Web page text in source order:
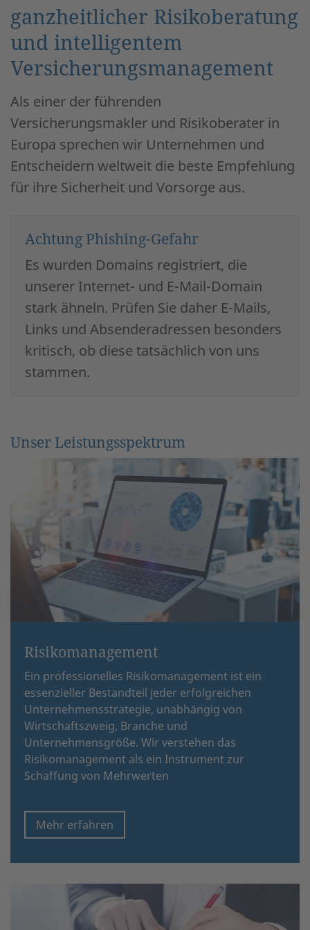
ganzheitlicher Risikoberatung
und intelligentem
Versicherungsmanagement
Als einer der führenden
Versicherungsmakler und Risikoberater in
Europa sprechen wir Unternehmen und
Entscheidern weltweit die beste Empfehlung
für ihre Sicherheit und Vorsorge aus.
Achtung Phishing-Gefahr
Es wurden Domains registriert, die
unserer Internet- und E-Mail-Domain
stark ähneln. Prüfen Sie daher E-Mails,
Links und Absenderadressen besonders
kritisch, ob diese tatsächlich von uns
stammen.
Unser Leistungsspektrum
Risikomanagement
Ein professionelles Risikomanagement ist ein
essenzieller Bestandteil jeder erfolgreichen
Unternehmensstrategie, unabhängig von
Wirtschaftszweig, Branche und
Unternehmensgröße. Wir verstehen das
Risikomanagement als ein Instrument zur
Schaffung von Mehrwerten
Mehr erfahren